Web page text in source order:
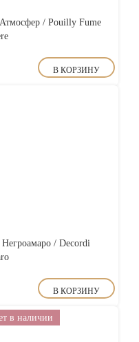
/ Pouilly Fume
В КОРЗИНУ
/ Decordi
В КОРЗИНУ
в наличии